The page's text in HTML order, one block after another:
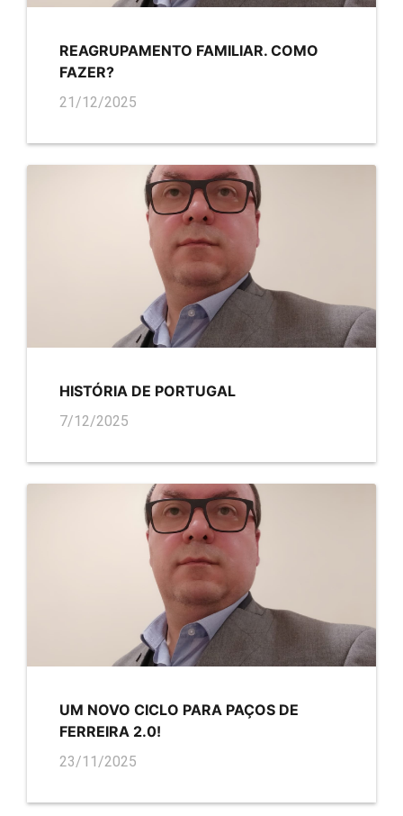
REAGRUPAMENTO FAMILIAR. COMO
FAZER?
21/12/2025
HISTÓRIA DE PORTUGAL
7/12/2025
UM NOVO CICLO PARA PAÇOS DE
FERREIRA 2.0!
23/11/2025